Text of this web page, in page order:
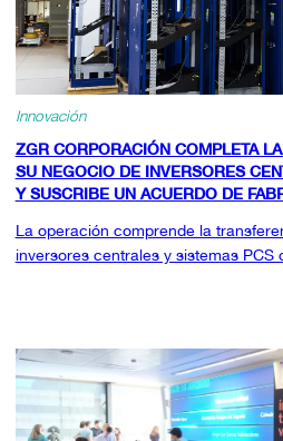
Innovación
ZGR CORPORACIÓN COMPLETA
SU NEGOCIO DE INVERSORES
Y SUSCRIBE UN ACUERDO DE
La operación comprende la
inversores centrales y sistemas PCS